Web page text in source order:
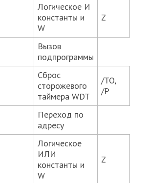
Логическое И
константы и
W
Z
Вызов
подпрограммы
Сброс
сторожевого
таймера WDT
/TO,
/P
Переход по
адресу
Логическое
ИЛИ
константы и
W
Z